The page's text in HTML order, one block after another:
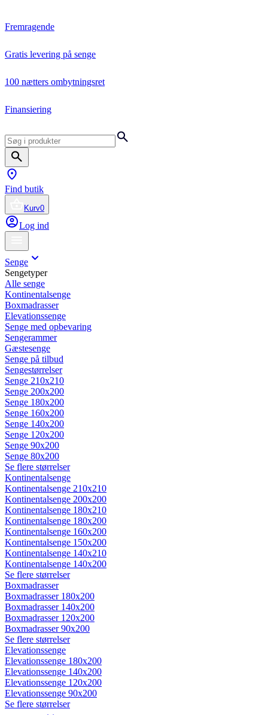
Fremragende
Gratis levering på senge
100 nætters ombytningsret
Finansiering
Find butik
Kurv0
Log ind
Senge
Sengetyper
Alle senge
Kontinentalsenge
Boxmadrasser
Elevationssenge
Senge med opbevaring
Sengerammer
Gæstesenge
Senge på tilbud
Sengestørrelser
Senge 210x210
Senge 200x200
Senge 180x200
Senge 160x200
Senge 140x200
Senge 120x200
Senge 90x200
Senge 80x200
Se flere størrelser
Kontinentalsenge
Kontinentalsenge 210x210
Kontinentalsenge 200x200
Kontinentalsenge 180x210
Kontinentalsenge 180x200
Kontinentalsenge 160x200
Kontinentalsenge 150x200
Kontinentalsenge 140x210
Kontinentalsenge 140x200
Se flere størrelser
Boxmadrasser
Boxmadrasser 180x200
Boxmadrasser 140x200
Boxmadrasser 120x200
Boxmadrasser 90x200
Se flere størrelser
Elevationssenge
Elevationssenge 180x200
Elevationssenge 140x200
Elevationssenge 120x200
Elevationssenge 90x200
Se flere størrelser